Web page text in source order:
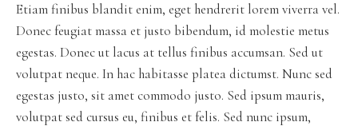
Etiam finibus blandit enim, eget hendrerit lorem viverra vel.
Donec feugiat massa et justo bibendum, id molestie metus
egestas. Donec ut lacus at tellus finibus accumsan. Sed ut
volutpat neque. In hac habitasse platea dictumst. Nunc sed
egestas justo, sit amet commodo justo. Sed ipsum mauris,
volutpat sed cursus eu, finibus et felis. Sed nunc ipsum,